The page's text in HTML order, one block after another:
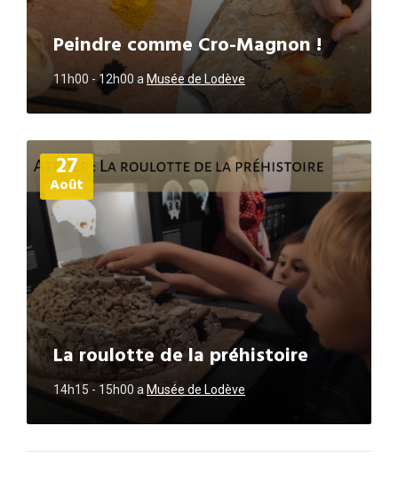
Peindre comme Cro-Magnon !
11h00 - 12h00 a Musée de Lodève
27
Août
La roulotte de la préhistoire
14h15 - 15h00 a Musée de Lodève
Plus
d'informations